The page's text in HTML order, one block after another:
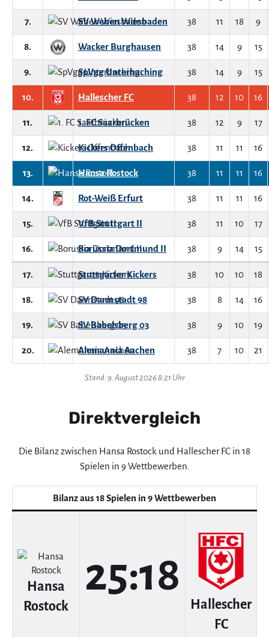
7. SV Wehen Wiesbaden 38 11 18 9
8. Wacker Burghausen 38 14 9 15
9. SpVgg Unterhaching 38 14 9 15
10. Hallescher FC 38 12 10 16
11. 1. FC Saarbrücken 38 12 9 17
12. Kickers Offenbach 38 11 11 16
13. Hansa Rostock 38 11 11 16
14. Rot-Weiß Erfurt 38 11 11 16
15. VfB Stuttgart II 38 11 10 17
16. Borussia Dortmund II 38 9 14 15
17. Stuttgarter Kickers 38 10 10 18
18. SV Darmstadt 98 38 8 14 16
19. SV Babelsberg 03 38 9 10 19
20. Alemannia Aachen 38 7 10 21
Stand: 9. August 2026 8:21 Uhr
Direktvergleich
Die Bilanz zwischen Hansa Rostock und Hallescher FC in 18
Spielen in 9 Wettbewerben.
Bilanz aus 18 Spielen in 9 Wettbewerben
Hansa
Rostock
25:18
Hallescher
FC